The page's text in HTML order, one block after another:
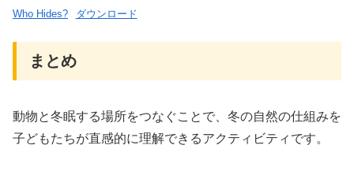
Who Hides? ダウンロード
まとめ
動物と冬眠する場所をつなぐことで、冬の自然の仕組みを
子どもたちが直感的に理解できるアクティビティです。